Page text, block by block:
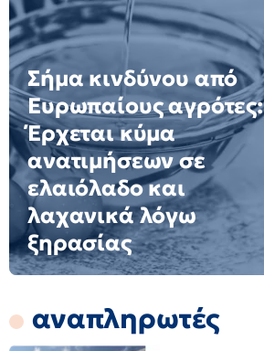
Σήμα κινδύνου από
Ευρωπαίους αγρότες:
Έρχεται κύμα
ανατιμήσεων σε
ελαιόλαδο και
λαχανικά λόγω
ξηρασίας
αναπληρωτές